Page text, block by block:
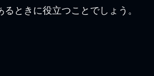
ときに役立つことでしょう。